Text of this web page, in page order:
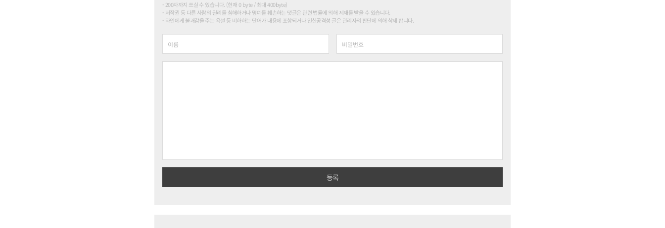
200자까지 쓰실 수 있습니다. (현재 0 byte / 최대 400byte)
저작권 등 다른 사람의 권리를 침해하거나 명예를 훼손하는 댓글은 관련 법률에 의해 제재를 받을 수 있습니다.
타인에게 불쾌감을 주는 욕설 등 비하하는 단어가 내용에 포함되거나 인신공격성 글은 관리자의 판단에 의해 삭제 합니다.